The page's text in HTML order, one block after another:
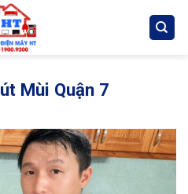
Mùi Quận 7